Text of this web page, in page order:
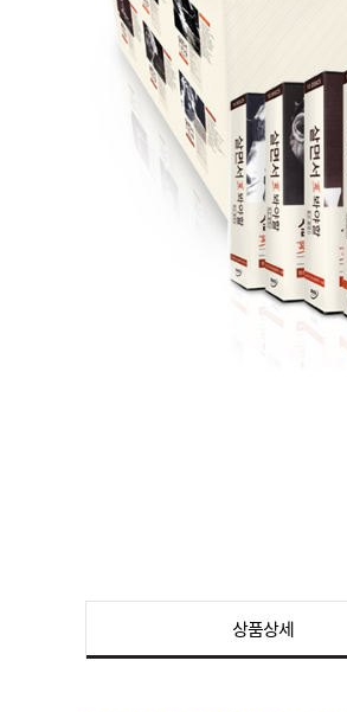
상품상세